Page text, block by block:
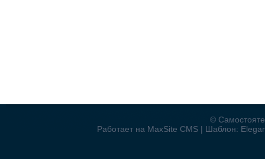
©
Работает на MaxSite CMS | Шаблон: